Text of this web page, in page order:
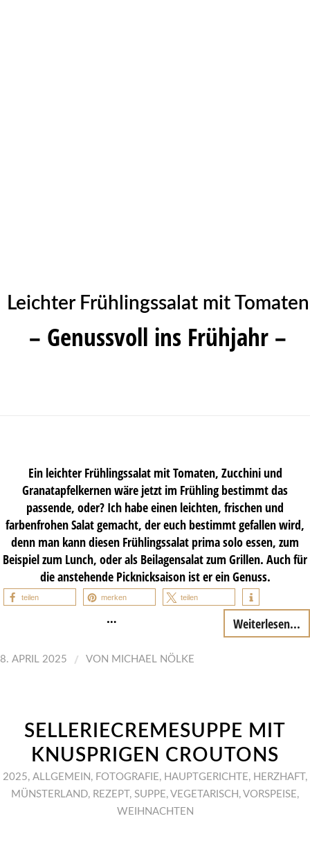
Leichter Frühlingssalat mit Tomaten
– Genussvoll ins Frühjahr –
Ein leichter Frühlingssalat mit Tomaten, Zucchini und
Granatapfelkernen wäre jetzt im Frühling bestimmt das
passende, oder? Ich habe einen leichten, frischen und
farbenfrohen Salat gemacht, der euch bestimmt gefallen wird,
denn man kann diesen Frühlingssalat prima solo essen, zum
Beispiel zum Lunch, oder als Beilagensalat zum Grillen. Auch für
die anstehende Picknicksaison ist er ein Genuss.
teilen merken teilen
… Weiterlesen...
8. APRIL 2025 / VON MICHAEL NÖLKE
SELLERIECREMESUPPE MIT
KNUSPRIGEN CROUTONS
2025, ALLGEMEIN , FOTOGRAFIE, HAUPTGERICHTE, HERZHAFT,
MÜNSTERLAND, REZEPT, SUPPE, VEGETARISCH , VORSPEISE,
WEIHNACHTEN